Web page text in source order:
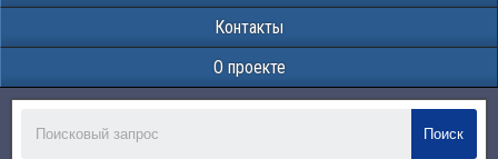
Контакты
О проекте
Поиск